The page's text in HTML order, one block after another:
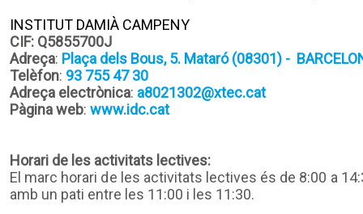
INSTITUT DAMIÀ CAMPENY
CIF: Q5855700J
Adreça: Plaça dels Bous, 5. Mataró (08301) -
Telèfon: 93 755 47 30
Adreça electrònica: a8021302@xtec.cat
Pàgina web: www.idc.cat
Horari de les activitats lectives:
El marc horari de les activitats lectives és de 8:00 a
amb un pati entre les 11:00 i les 11:30.